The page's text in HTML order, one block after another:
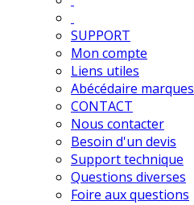
SUPPORT
Mon compte
Liens utiles
Abécédaire marques
CONTACT
Nous contacter
Besoin d'un devis
Support technique
Questions diverses
Foire aux questions